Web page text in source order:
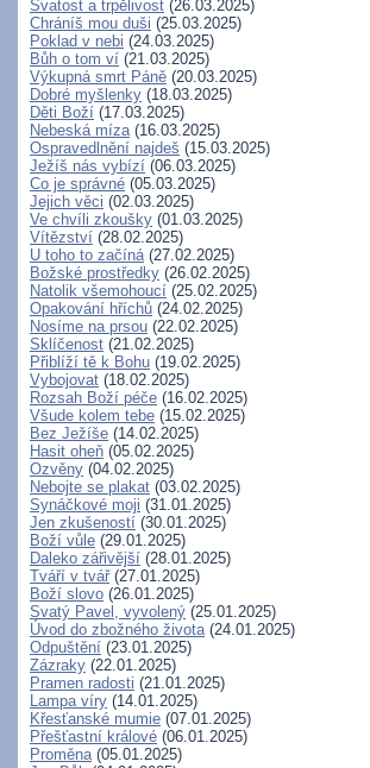
Svatost a trpělivost (26.03.2025)
Chráníš mou duši (25.03.2025)
Poklad v nebi (24.03.2025)
Bůh o tom ví (21.03.2025)
Výkupná smrt Páně (20.03.2025)
Dobré myšlenky (18.03.2025)
Děti Boží (17.03.2025)
Nebeská míza(16.03.2025)
Ospravedlnění najdeš (15.03.2025)
Ježíš nás vybízí (06.03.2025)
Co je správné (05.03.2025)
Jejich věci (02.03.2025)
Ve chvíli zkoušky (01.03.2025)
Vítězství (28.02.2025)
U toho to začíná(27.02.2025)
Božské prostředky (26.02.2025)
Natolik všemohoucí (25.02.2025)
Opakování hříchů (24.02.2025)
Nosíme na prsou (22.02.2025)
Sklíčenost (21.02.2025)
Přiblíží tě k Bohu (19.02.2025)
Vybojovat (18.02.2025)
Rozsah Boží péče (16.02.2025)
Všude kolem tebe (15.02.2025)
Bez Ježíše (14.02.2025)
Hasit oheň (05.02.2025)
Ozvěny (04.02.2025)
Nebojte se plakat (03.02.2025)
Synáčkové moji (31.01.2025)
Jen zkušeností (30.01.2025)
Boží vůle (29.01.2025)
Daleko zářivější (28.01.2025)
Tváří v tvář(27.01.2025)
Boží slovo (26.01.2025)
Svatý Pavel, vyvolený (25.01.2025)
Úvod do zbožného života(24.01.2025)
Odpuštění (23.01.2025)
Zázraky (22.01.2025)
Pramen radosti (21.01.2025)
Lampa víry (14.01.2025)
Křesťanské mumie (07.01.2025)
Přešťastní králové (06.01.2025)
Proměna(05.01.2025)